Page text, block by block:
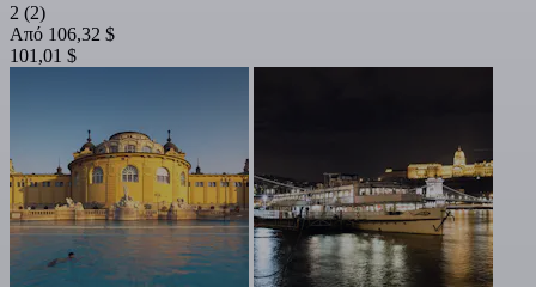
2 (2)
Από 106,32 $
101,01 $